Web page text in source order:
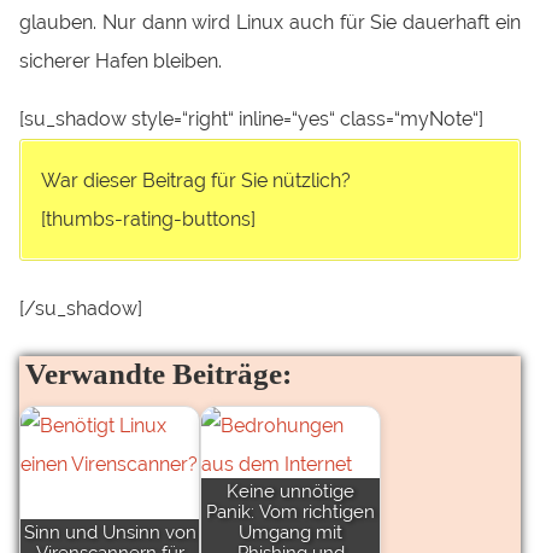
glauben. Nur dann wird Linux auch für Sie dauerhaft ein
sicherer Hafen bleiben.
[su_shadow style=“right“ inline=“yes“ class=“myNote“]
War dieser Beitrag für Sie nützlich?
[thumbs-rating-buttons]
[/su_shadow]
Verwandte Beiträge:
Sinn und Unsinn von
Keine unnötige
Panik: Vom richtigen
Umgang mit